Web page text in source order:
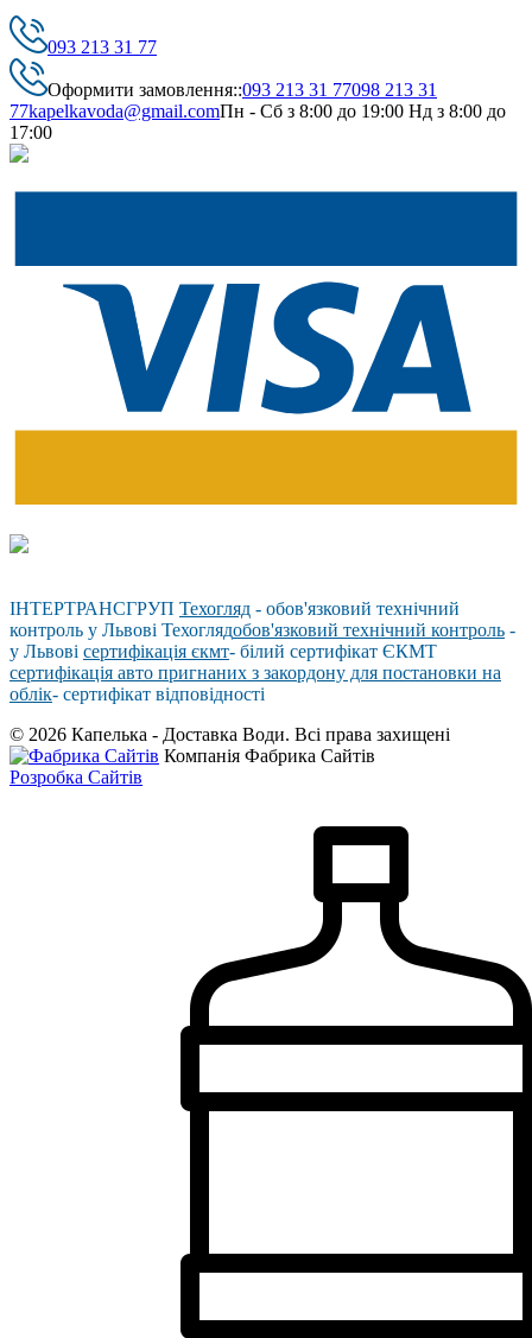
093 213 31 77
Оформити замовлення::093 213 31 77098 213 31
77kapelkavoda@gmail.comПн - Сб з 8:00 до 19:00 Нд з 8:00 до
17:00
ІНТЕРТРАНСГРУП Техогляд - обов'язковий технічний
контроль у Львові Техоглядобов'язковий технічний контроль -
у Львові сертифікація єкмт- білий сертифікат ЄКМТ
сертифікація авто пригнаних з закордону для постановки на
облік- сертифікат відповідності
© 2026 Капелька - Доставка Води. Всі права захищені
Компанія Фабрика Сайтів
Розробка Сайтів